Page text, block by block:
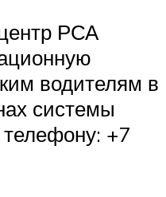
РСА
водителям в
системы
телефону: +7